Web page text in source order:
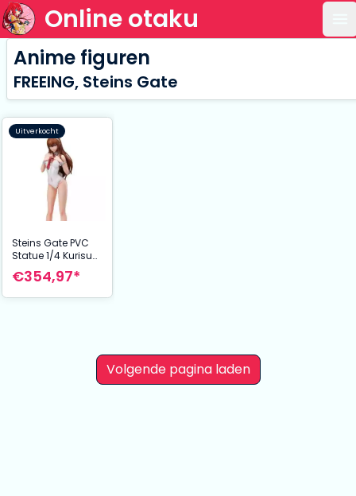
Online otaku
Anime figuren
FREEING, Steins Gate
Uitverkocht
Steins Gate PVC
Statue 1/4 Kurisu
Makise Bare Leg
Bunny Ver. 42 cm
€354,97*
Volgende pagina laden